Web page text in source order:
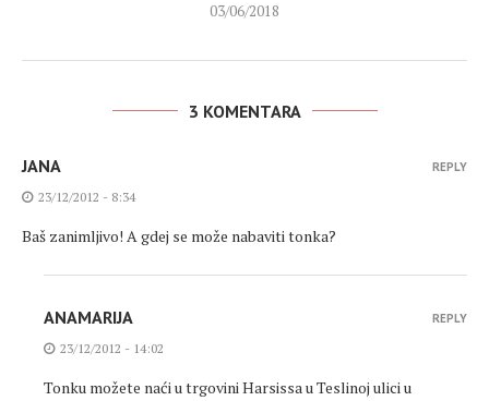
03/06/2018
3 KOMENTARA
JANA
23/12/2012 - 8:34
Baš zanimljivo! A gdej se može nabaviti tonka?
REPLY
ANAMARIJA
23/12/2012 - 14:02
Tonku možete naći u trgovini Harsissa u Teslinoj ulici u
REPLY